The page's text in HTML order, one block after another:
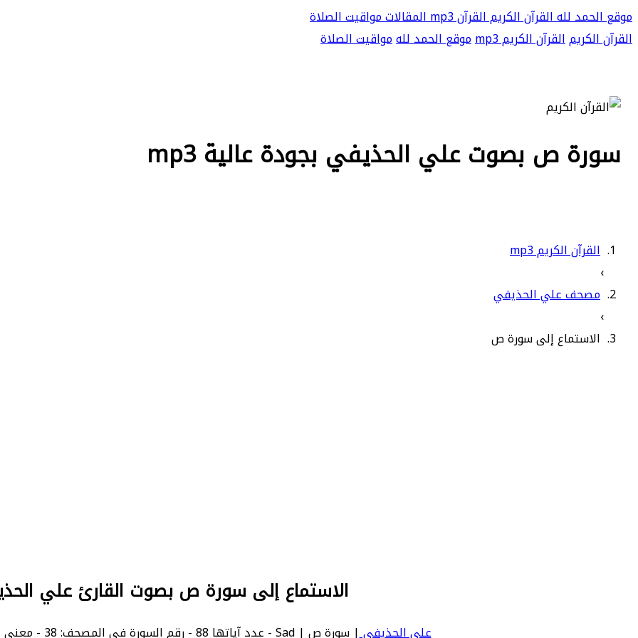
موقع الحمد للهالقرآن الكريمالقرآن mp3 المقالاتمواقيت الصلاة
القرآن الكريمالقرآن الكريم mp3 موقع الحمد للهمواقيت الصلاة
سورة ص بصوت علي الحذيفي بجودة عالية mp3
القرآن الكريم mp3
›
مصحف علي الحذيفي
›
الاستماع إلى سورة ص
الاستماع إلى سورة ص بصوت القارئ علي
علي الحذيفي| سورة ص | Sad - عدد آياتها 88 - رقم السورة في المصحف: 38 - معنى السورة بالإنجليزية: Sad.